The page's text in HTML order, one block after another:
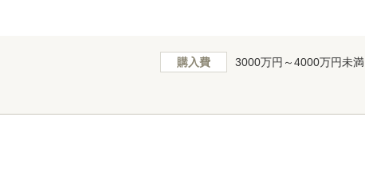
購入費 3000万円～4000万円未満